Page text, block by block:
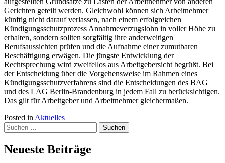
Gerichten geteilt werden. Gleichwohl können sich Arbeitnehmer
künftig nicht darauf verlassen, nach einem erfolgreichen
Kündigungsschutzprozess Annahmeverzugslohn in voller Höhe zu
erhalten, sondern sollten sorgfältig ihre anderweitigen
Berufsaussichten prüfen und die Aufnahme einer zumutbaren
Beschäftigung erwägen. Die jüngste Entwicklung der
Rechtsprechung wird zweifellos aus Arbeitgebersicht begrüßt. Bei
der Entscheidung über die Vorgehensweise im Rahmen eines
Kündigungsschutzverfahrens sind die Entscheidungen des BAG
und des LAG Berlin-Brandenburg in jedem Fall zu berücksichtigen.
Das gilt für Arbeitgeber und Arbeitnehmer gleichermaßen.
Posted in Aktuelles
Suchen
nach:
Neueste Beiträge